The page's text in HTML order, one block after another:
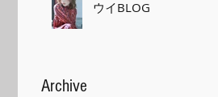
ウイBLOG
Archive